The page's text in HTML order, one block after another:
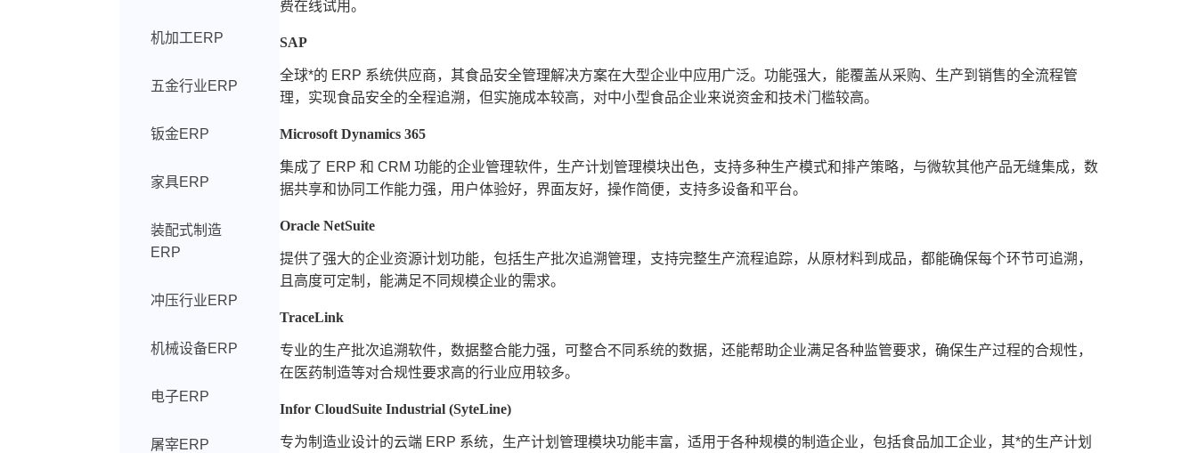
机加工ERP
五金行业ERP
钣金ERP
家具ERP
装配式制造
ERP
冲压行业ERP
机械设备ERP
电子ERP
屠宰ERP
费在线试用。
SAP
全球*的 ERP 系统供应商，其食品安全管理解决方案在大型企业中应用广泛。功能强大，能覆盖从采购、生产到销售的全流程管
理，实现食品安全的全程追溯，但实施成本较高，对中小型食品企业来说资金和技术门槛较高。
Microsoft Dynamics 365
集成了 ERP 和 CRM 功能的企业管理软件，生产计划管理模块出色，支持多种生产模式和排产策略，与微软其他产品无缝集成，数
据共享和协同工作能力强，用户体验好，界面友好，操作简便，支持多设备和平台。
Oracle NetSuite
提供了强大的企业资源计划功能，包括生产批次追溯管理，支持完整生产流程追踪，从原材料到成品，都能确保每个环节可追溯，
且高度可定制，能满足不同规模企业的需求。
TraceLink
专业的生产批次追溯软件，数据整合能力强，可整合不同系统的数据，还能帮助企业满足各种监管要求，确保生产过程的合规性，
在医药制造等对合规性要求高的行业应用较多。
Infor CloudSuite Industrial (SyteLine)
专为制造业设计的云端 ERP 系统，生产计划管理模块功能丰富，适用于各种规模的制造企业，包括食品加工企业，其*的生产计划